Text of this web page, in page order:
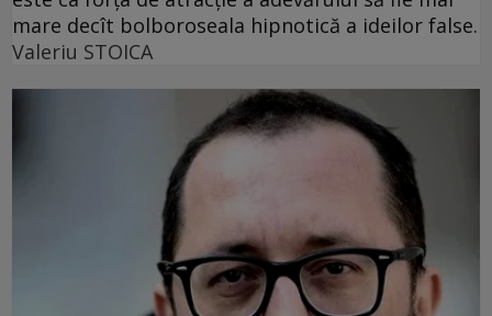
mare decît bolboroseala hipnotică a ideilor false.
Valeriu STOICA